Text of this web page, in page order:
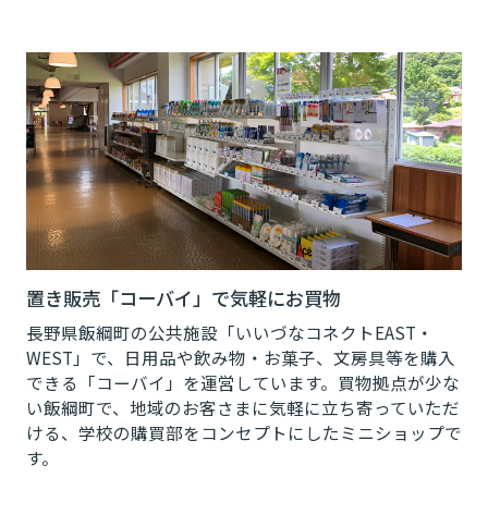
置き販売「コーバイ」で気軽にお買物
長野県飯綱町の公共施設「いいづなコネクトEAST・
WEST」で、日用品や飲み物・お菓子、文房具等を購入
できる「コーバイ」を運営しています。買物拠点が少な
い飯綱町で、地域のお客さまに気軽に立ち寄っていただ
ける、学校の購買部をコンセプトにしたミニショップで
す。